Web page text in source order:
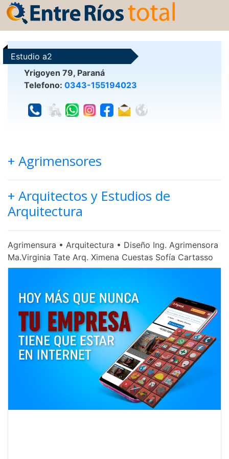
Estudio a2
Yrigoyen 79, Paraná
Telefono: 0343-155194023
+ Agrimensores
+ Arquitectos y Estudios de
Arquitectura
Agrimensura • Arquitectura • Diseño Ing. Agrimensora
Ma.Virginia Tate Arq. Ximena Cuestas Sofía Cartasso